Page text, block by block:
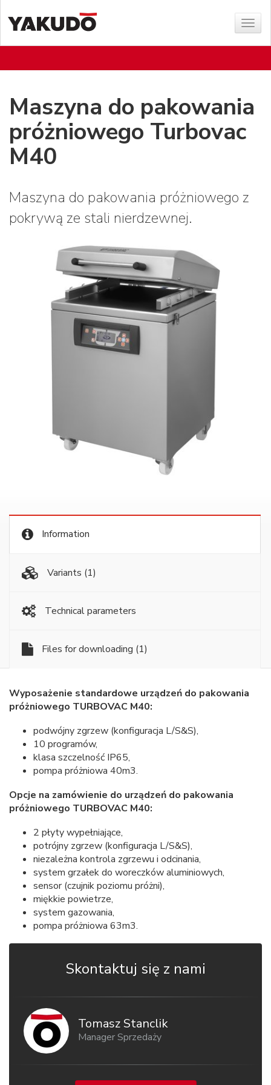
Show
menu
Maszyna do pakowania
próżniowego Turbovac
M40
Maszyna do pakowania próżniowego z
pokrywą ze stali nierdzewnej.
Information
Variants (1)
Technical parameters
Files for downloading (1)
Wyposażenie standardowe urządzeń do pakowania
próżniowego TURBOVAC M40:
podwójny zgrzew (konfiguracja L/S&S),
10 programów,
klasa szczelność IP65,
pompa próżniowa 40m3.
Opcje na zamówienie do urządzeń do pakowania
próżniowego TURBOVAC M40:
2 płyty wypełniające,
potrójny zgrzew (konfiguracja L/S&S),
niezależna kontrola zgrzewu i odcinania,
system grzałek do woreczków aluminiowych,
sensor (czujnik poziomu próżni),
miękkie powietrze,
system gazowania,
pompa próżniowa 63m3.
Skontaktuj się z nami
Tomasz Stanclik
Manager Sprzedaży